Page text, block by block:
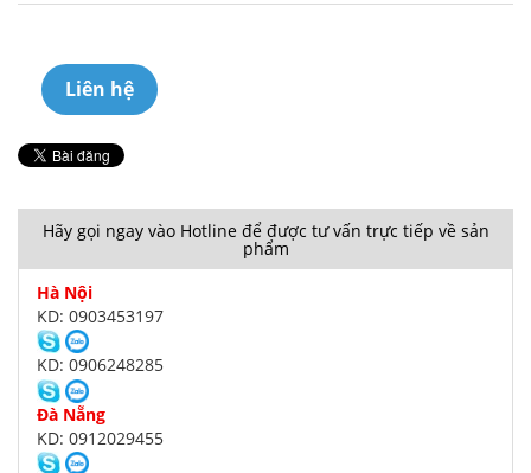
Liên hệ
Hãy gọi ngay vào Hotline để được tư vấn trực tiếp về sản
phẩm
Hà Nội
KD: 0903453197
KD: 0906248285
Đà Nẵng
KD: 0912029455